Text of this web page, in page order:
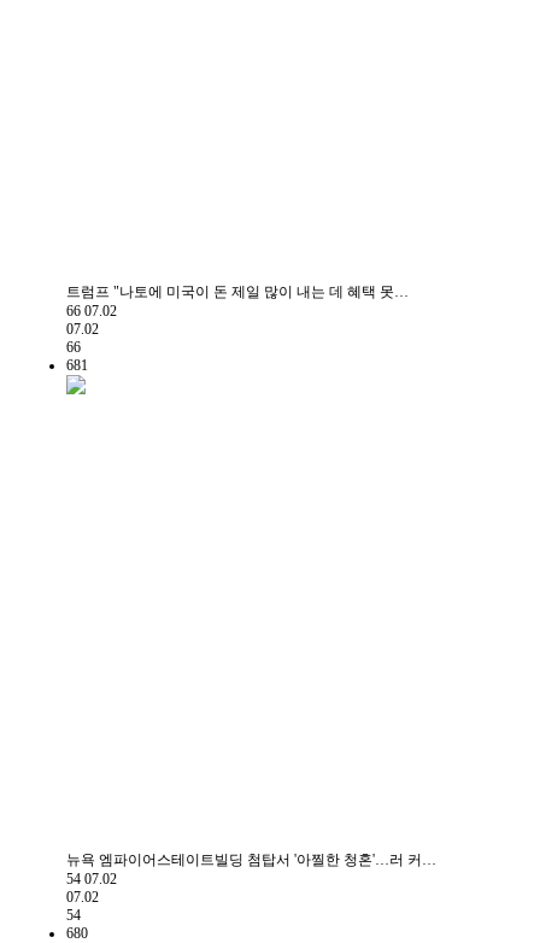
트럼프 "나토에 미국이 돈 제일 많이 내는 데 혜택 못…
66 07.02
07.02
66
681
뉴욕 엠파이어스테이트빌딩 첨탑서 '아찔한 청혼'…러 커…
54 07.02
07.02
54
680